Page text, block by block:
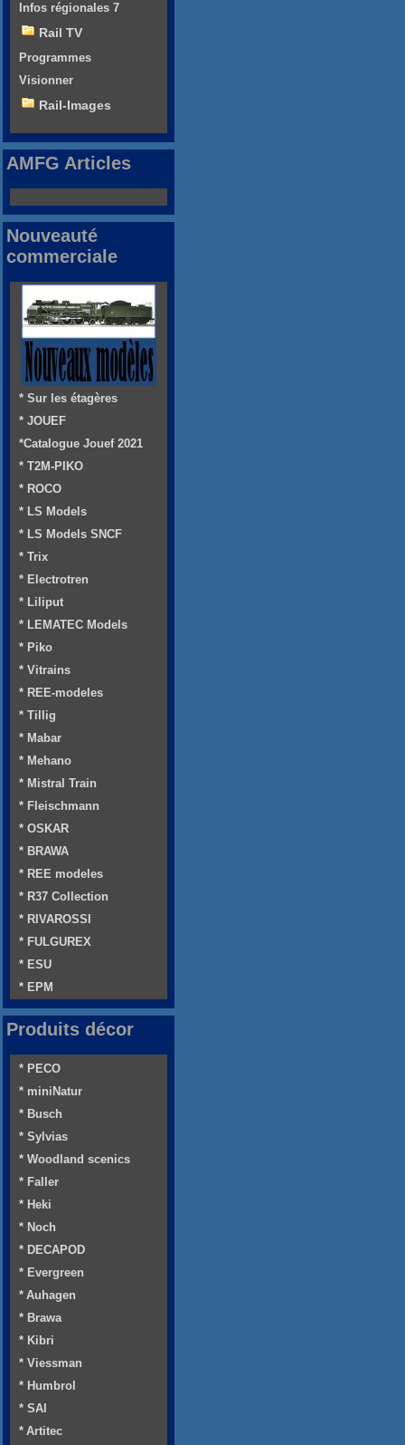
Infos régionales 7
Rail TV
Programmes
Visionner
Rail-Images
AMFG Articles
Nouveauté
commerciale
* Sur les étagères
* JOUEF
*Catalogue Jouef 2021
* T2M-PIKO
* ROCO
* LS Models
* LS Models SNCF
* Trix
* Electrotren
* Liliput
* LEMATEC Models
* Piko
* Vitrains
* REE-modeles
* Tillig
* Mabar
* Mehano
* Mistral Train
* Fleischmann
* OSKAR
* BRAWA
* REE modeles
* R37 Collection
* RIVAROSSI
* FULGUREX
* ESU
* EPM
Produits décor
* PECO
* miniNatur
* Busch
* Sylvias
* Woodland scenics
* Faller
* Heki
* Noch
* DECAPOD
* Evergreen
* Auhagen
* Brawa
* Kibri
* Viessman
* Humbrol
* SAI
* Artitec